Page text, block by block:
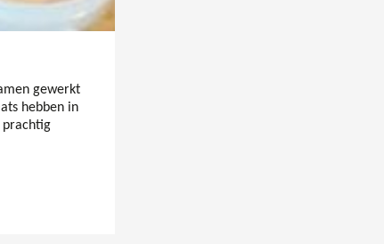
gewerkt
hebben in
prachtig